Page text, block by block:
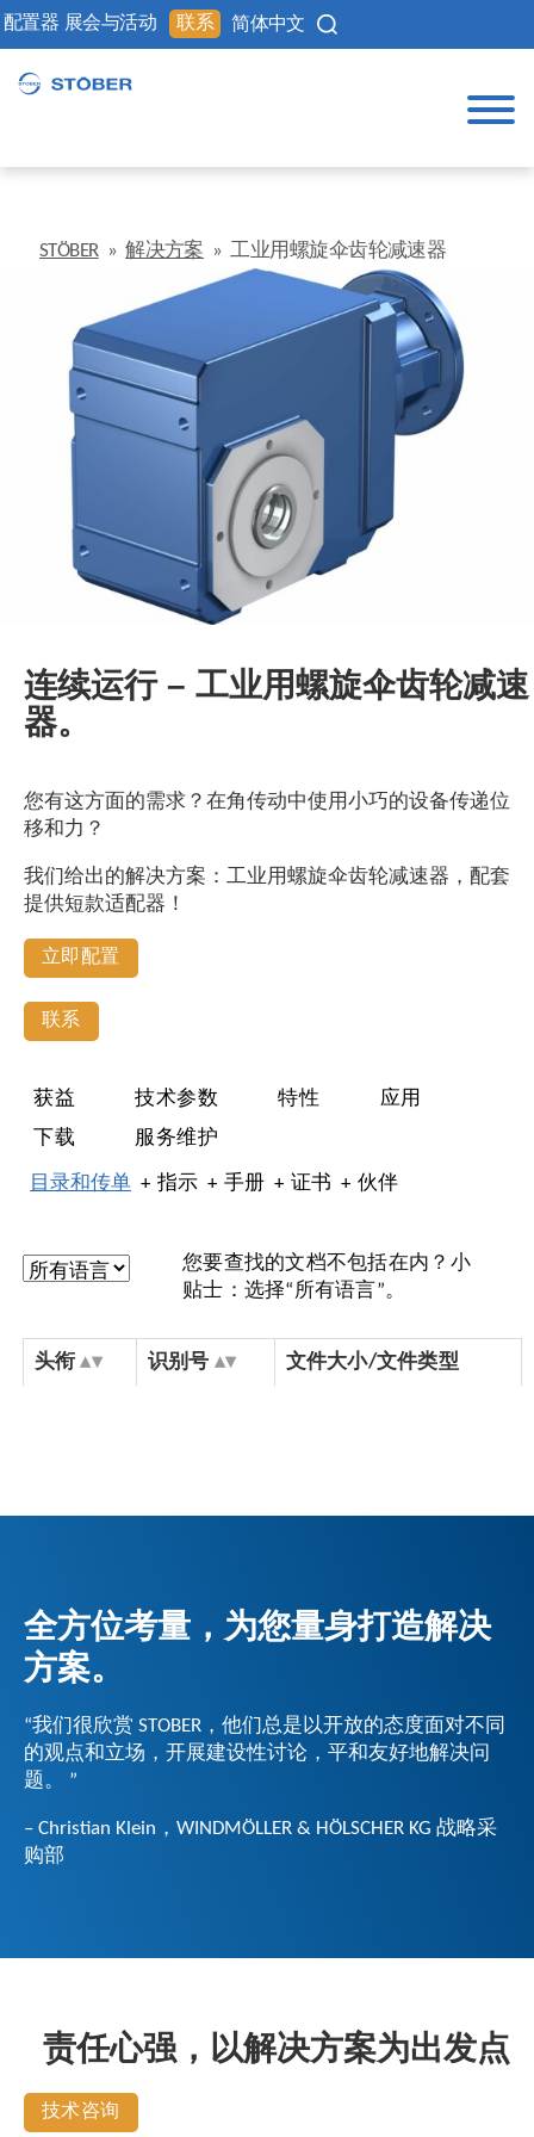
配置器 展会与活动 联系 简体中文
STÖBER » 解决方案 » 工业用螺旋伞齿轮减速器
连续运行 – 工业用螺旋伞齿轮减速
器。
您有这方面的需求？在角传动中使用小巧的设备传递位
移和力？
我们给出的解决方案：工业用螺旋伞齿轮减速器，配套
提供短款适配器！
立即配置
联系
获益 技术参数 特性
应用
下载
服务维护
目录和传单 指示 手册 证书 伙伴
您要查找的文档不包括在内？小
贴士：选择“所有语言”。
头衔 识别号 文件大小/文件类型
全方位考量， 为您量身打造解决
方案。
“我们很欣赏 STOBER，他们总是以开放的态度面对不同
的观点和立场，开展建设性讨论，平和友好地解决问
题。 ”
– Christian Klein，WINDMÖLLER & HÖLSCHER KG 战略采
购部
责任心强，以解决方案为出发点
技术咨询